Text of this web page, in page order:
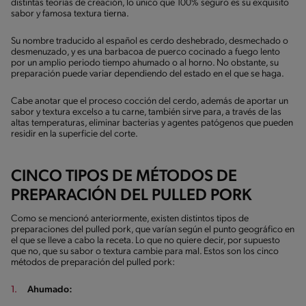
distintas teorías de creación, lo único que 100% seguro es su exquisito
sabor y famosa textura tierna.
Su nombre traducido al español es cerdo deshebrado, desmechado o
desmenuzado, y es una barbacoa de puerco cocinado a fuego lento
por un amplio periodo tiempo ahumado o al horno. No obstante, su
preparación puede variar dependiendo del estado en el que se haga.
Cabe anotar que el proceso cocción del cerdo, además de aportar un
sabor y textura excelso a tu carne, también sirve para, a través de las
altas temperaturas, eliminar bacterias y agentes patógenos que pueden
residir en la superficie del corte.
CINCO TIPOS DE MÉTODOS DE
PREPARACIÓN DEL PULLED PORK
Como se mencionó anteriormente, existen distintos tipos de
preparaciones del pulled pork, que varían según el punto geográfico en
el que se lleve a cabo la receta. Lo que no quiere decir, por supuesto
que no, que su sabor o textura cambie para mal. Estos son los cinco
métodos de preparación del pulled pork:
Ahumado: